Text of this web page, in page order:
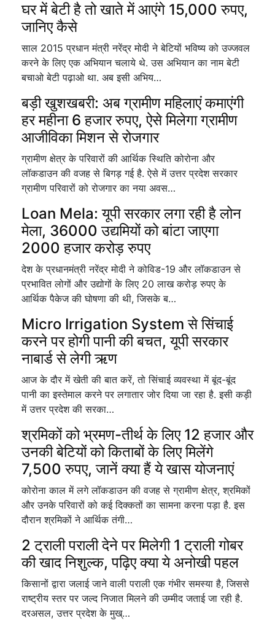
घर में बेटी है तो खाते में आएंगे 15,000 रुपए,
जानिए कैसे
साल 2015 प्रधान मंत्री नरेंद्र मोदी ने बेटियों भविष्य को उज्जवल
करने के लिए एक अभियान चलाये थे. उस अभियान का नाम बेटी
बचाओ बेटी पढ़ाओ था. अब इसी अभिय…
बड़ी खुशखबरी: अब ग्रामीण महिलाएं कमाएंगी
हर महीना 6 हजार रुपए, ऐसे मिलेगा ग्रामीण
आजीविका मिशन से रोजगार
ग्रामीण क्षेत्र के परिवारों की आर्थिक स्थिति कोरोना और
लॉकडाउन की वजह से बिगड़ गई है. ऐसे में उत्तर प्रदेश सरकार
ग्रामीण परिवारों को रोजगार का नया अवस…
Loan Mela: यूपी सरकार लगा रही है लोन
मेला, 36000 उद्यमियों को बांटा जाएगा
2000 हजार करोड़ रुपए
देश के प्रधानमंत्री नरेंद्र मोदी ने कोविड-19 और लॉकडाउन से
प्रभावित लोगों और उद्योगों के लिए 20 लाख करोड़ रुपए के
आर्थिक पैकेज की घोषणा की थी, जिसके ब…
Micro Irrigation System से सिंचाई
करने पर होगी पानी की बचत, यूपी सरकार
नाबार्ड से लेगी ऋण
आज के दौर में खेती की बात करें, तो सिंचाई व्यवस्था में बूंद-बूंद
पानी का इस्तेमाल करने पर लगातार जोर दिया जा रहा है. इसी कड़ी
में उत्तर प्रदेश की सरका…
श्रमिकों को भ्रमण-तीर्थ के लिए 12 हजार और
उनकी बेटियों को किताबों के लिए मिलेंगे
7,500 रुपए, जानें क्या हैं ये खास योजनाएं
कोरोना काल में लगे लॉकडाउन की वजह से ग्रामीण क्षेत्र, श्रमिकों
और उनके परिवारों को कई दिक्कतों का सामना करना पड़ा है. इस
दौरान श्रमिकों ने आर्थिक तंगी…
2 ट्राली पराली देने पर मिलेगी 1 ट्राली गोबर
की खाद निशुल्क, पढ़िए क्या ये अनोखी पहल
किसानों द्वारा जलाई जाने वाली पराली एक गंभीर समस्या है, जिससे
राष्ट्रीय स्तर पर जल्द निजात मिलने की उम्मीद जताई जा रही है.
दरअसल, उत्तर प्रदेश के मुख्…